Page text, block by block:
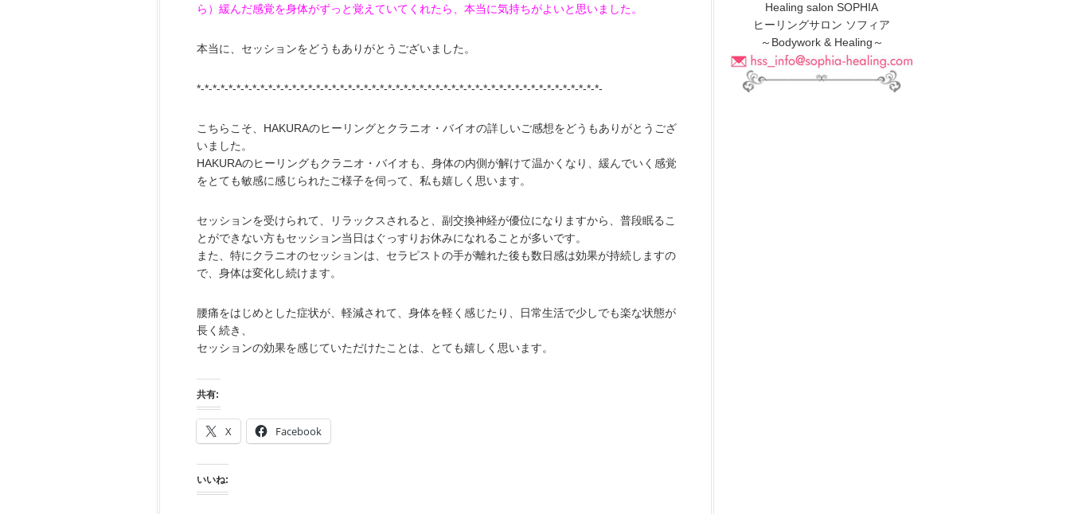
ら）緩んだ感覚を身体がずっと覚えていてくれたら、本当に気持ちがよいと思いました。
本当に、セッションをどうもありがとうございました。
*-*-*-*-*-*-*-*-*-*-*-*-*-*-*-*-*-*-*-*-*-*-*-*-*-*-*-*-*-*-*-*-*-*-*-*-*-*-*-*-*-*-*-*-*-*-*-*-*-*-*-
こちらこそ、HAKURAのヒーリングとクラニオ・バイオの詳しいご感想をどうもありがとうござ
いました。
HAKURAのヒーリングもクラニオ・バイオも、身体の内側が解けて温かくなり、緩んでいく感覚
をとても敏感に感じられたご様子を伺って、私も嬉しく思います。
セッションを受けられて、リラックスされると、副交換神経が優位になりますから、普段眠るこ
とができない方もセッション当日はぐっすりお休みになれることが多いです。
また、特にクラニオのセッションは、セラピストの手が離れた後も数日感は効果が持続しますの
で、身体は変化し続けます。
腰痛をはじめとした症状が、軽減されて、身体を軽く感じたり、日常生活で少しでも楽な状態が
長く続き、
セッションの効果を感じていただけたことは、とても嬉しく思います。
共有:
X Facebook
いいね:
Healing salon SOPHIA
ヒーリングサロン ソフィア
～Bodywork & Healing～